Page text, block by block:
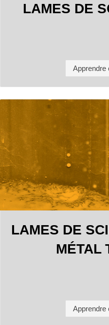
LAMES DE
Apprendre
LAMES DE
MÉTAL
Apprendre